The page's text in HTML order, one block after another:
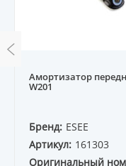
Амортизатор
W201
Бренд: ESEE
Артикул: 161303
Оригинальный